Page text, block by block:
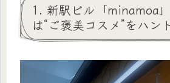
1. 新駅ビル「minamoa
は“ご褒美コスメ”をハン